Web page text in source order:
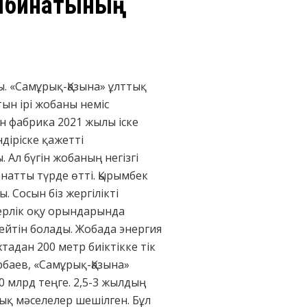
Қазына» ұлттық
ірі жобаны неміс
2021 жылы іске
қажетті
бүгін жобаның негізгі
түрде өтті. Қырымбек
біз жергілікті
оқу орындарында
болады. Жобада энергия
200 метр биіктікке тік
«Самұрық-Қазына»
млрд теңге. 2,5-3 жылдың
мәселелер шешілген. Бұл